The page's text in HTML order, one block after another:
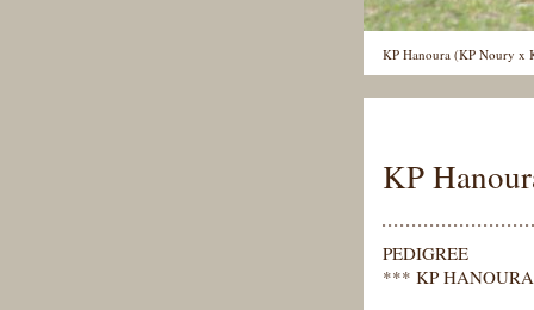
KP Hanoura (KP Noury x
KP
PEDIGREE
*** KP